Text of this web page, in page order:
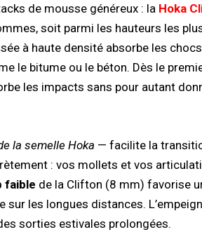
de mousse généreux : la Hoka
soit parmi les hauteurs les
à haute densité absorbe les
le bitume ou le béton. Dès le
les impacts sans pour autant
la semelle Hoka — facilite la
: vos mollets et vos
faible de la Clifton (8 mm) favorise
les longues distances.
sorties estivales prolongées.